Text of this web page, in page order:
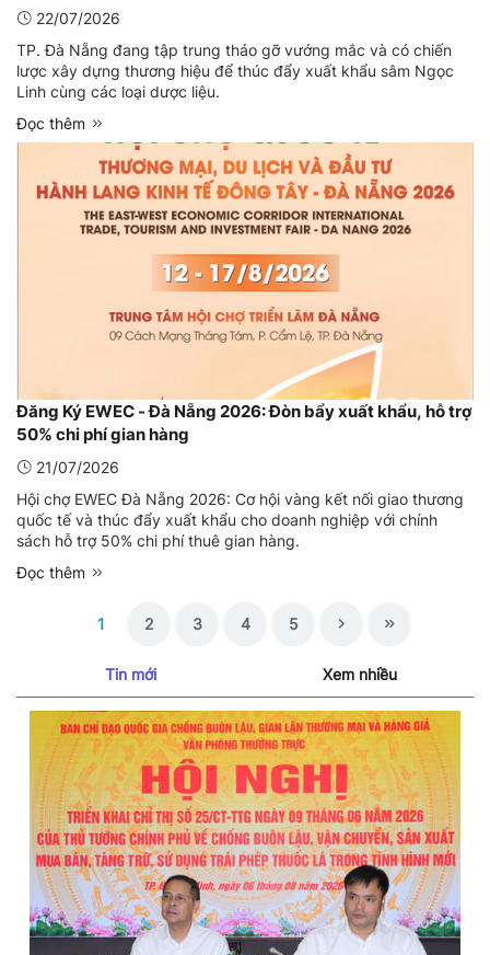
22/07/2026
TP. Đà Nẵng đang tập trung tháo gỡ vướng mắc và có chiến
lược xây dựng thương hiệu để thúc đẩy xuất khẩu sâm Ngọc
Linh cùng các loại dược liệu.
Đọc thêm
Đăng Ký EWEC - Đà Nẵng 2026: Đòn bẩy xuất khẩu, hỗ trợ
50% chi phí gian hàng
21/07/2026
Hội chợ EWEC Đà Nẵng 2026: Cơ hội vàng kết nối giao thương
quốc tế và thúc đẩy xuất khẩu cho doanh nghiệp với chính
sách hỗ trợ 50% chi phí thuê gian hàng.
Đọc thêm
1 2 3 4 5
Tin mới Xem nhiều